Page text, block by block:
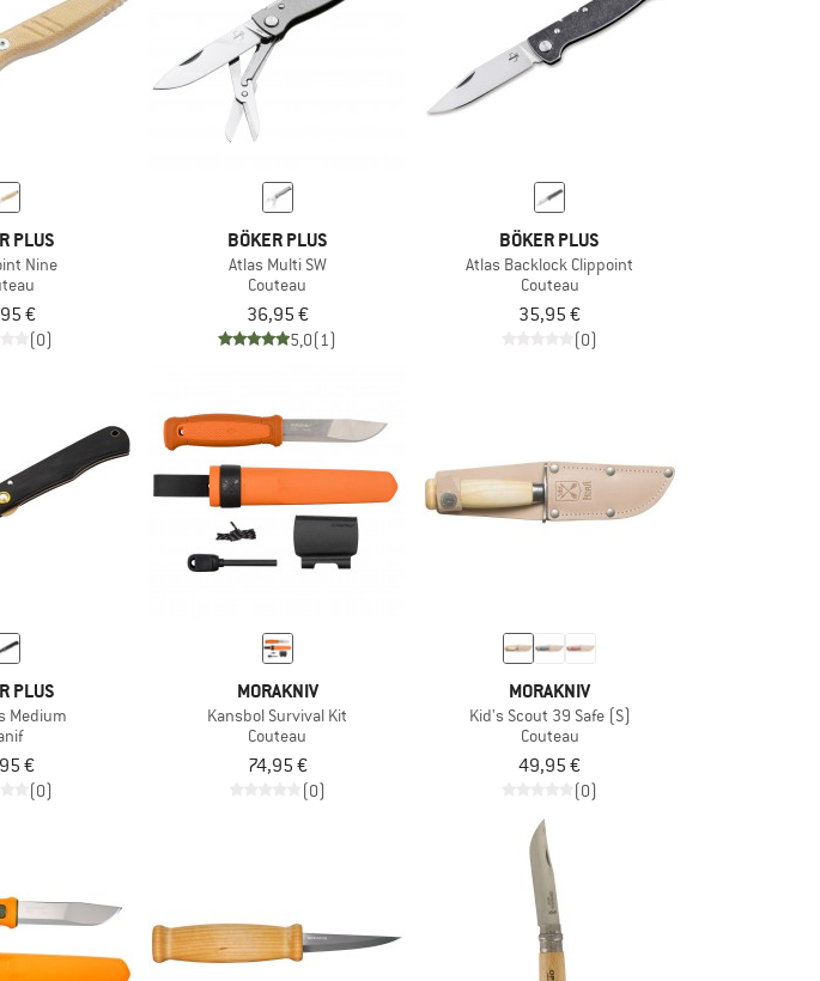
PLUS
Nine
€
(0)
BÖKER PLUS
Atlas Multi SW
Couteau
36,95 €
5,0(1)
BÖKER PLUS
Atlas Backlock Clippoint
Couteau
35,95 €
(0)
PLUS
Medium
€
(0)
MORAKNIV
Kansbol Survival Kit
Couteau
74,95 €
(0)
MORAKNIV
Kid's Scout 39 Safe (S)
Couteau
49,95 €
(0)